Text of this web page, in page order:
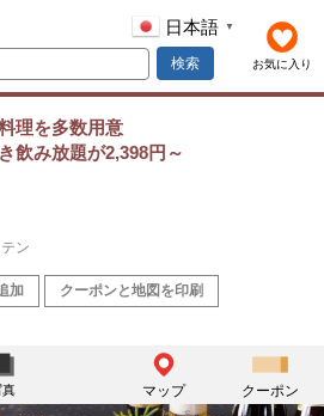
お気に入り
日本語 ▼
検索
理を多数用意
飲み放題が2,398円～
ン
加 クーポンと地図を印刷
真 マップ クーポン